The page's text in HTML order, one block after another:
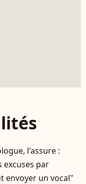
l'assure :
excuses par
envoyer un vocal"